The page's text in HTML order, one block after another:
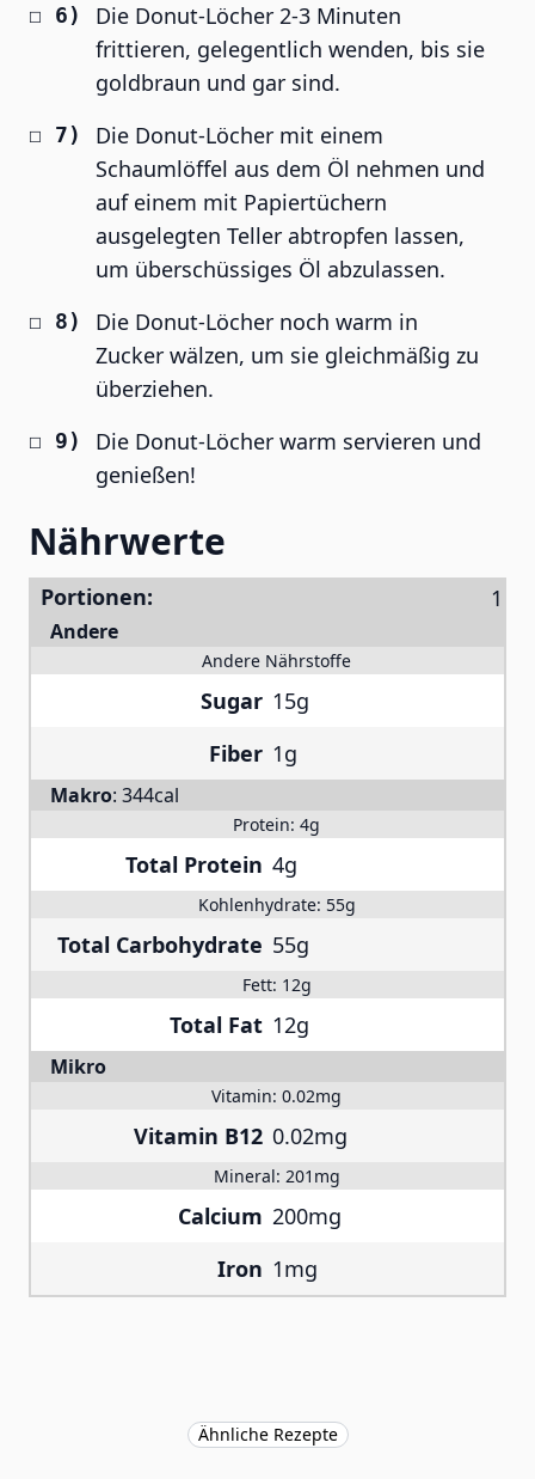
Die Donut-Löcher 2-3 Minuten
frittieren, gelegentlich wenden, bis sie
goldbraun und gar sind.
Die Donut-Löcher mit einem
Schaumlöffel aus dem Öl nehmen und
auf einem mit Papiertüchern
ausgelegten Teller abtropfen lassen,
um überschüssiges Öl abzulassen.
Die Donut-Löcher noch warm in
Zucker wälzen, um sie gleichmäßig zu
überziehen.
Die Donut-Löcher warm servieren und
genießen!
Nährwerte
Portionen:
Andere
Andere Nährstoffe
Sugar 15g
Fiber 1g
Makro: 344cal
Protein: 4g
Total Protein 4g
Kohlenhydrate: 55g
Total Carbohydrate 55g
Fett: 12g
Total Fat 12g
Mikro
Vitamin: 0.02mg
Vitamin B12 0.02mg
Mineral: 201mg
Calcium 200mg
Iron 1mg
Ähnliche Rezepte